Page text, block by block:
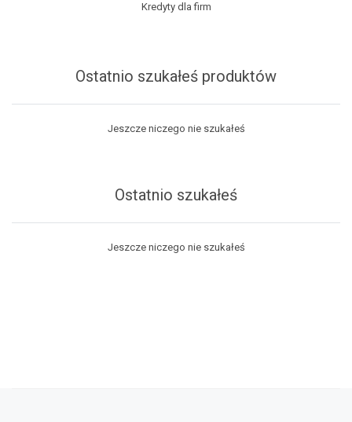
Kredyty dla firm
Ostatnio szukałeś produktów
Jeszcze niczego nie szukałeś
Ostatnio szukałeś
Jeszcze niczego nie szukałeś